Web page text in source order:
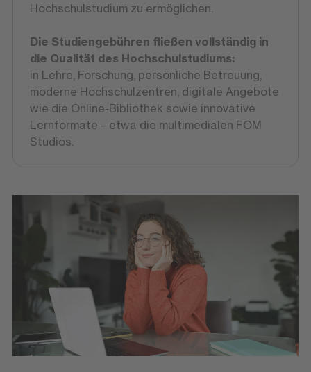
Hochschulstudium zu ermöglichen.
Die Studiengebühren fließen vollständig in
die Qualität des Hochschulstudiums:
in Lehre, Forschung, persönliche Betreuung,
moderne Hochschulzentren, digitale Angebote
wie die Online-Bibliothek sowie innovative
Lernformate – etwa die multimedialen FOM
Studios.